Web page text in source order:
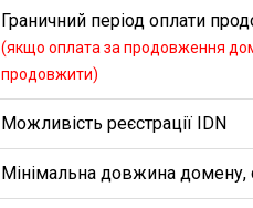
Граничний період оплати
(якщо оплата за продовження
продовжити)
Можливість реєстрації IDN
Мінімальна довжина домену,